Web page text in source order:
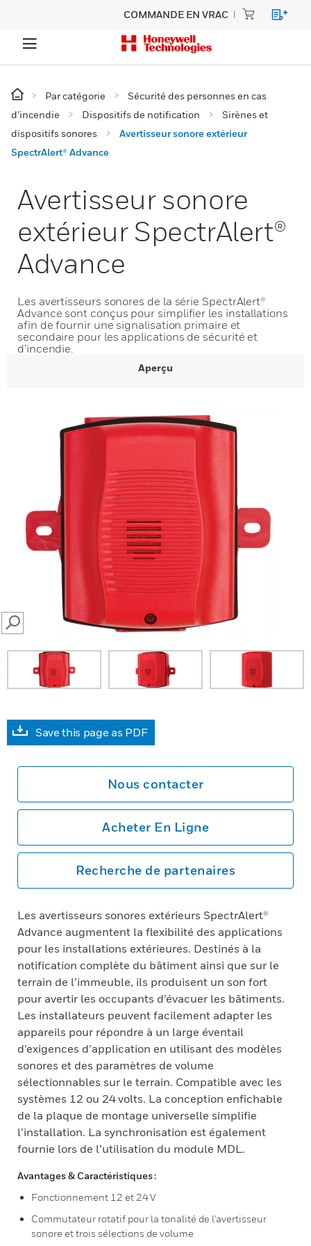
COMMANDE EN VRAC
Par catégorie
Sécurité des personnes en cas
d’incendie
Dispositifs de notification
Sirènes et
dispositifs sonores
Avertisseur sonore extérieur
SpectrAlert® Advance
Avertisseur sonore
extérieur SpectrAlert®
Advance
Les avertisseurs sonores de la série SpectrAlert®
Advance sont conçus pour simplifier les installations
afin de fournir une signalisation primaire et
secondaire pour les applications de sécurité et
d’incendie.
Aperçu
SEARCH
Save this page as PDF
Nous contacter
Acheter En Ligne
Recherche de partenaires
Les avertisseurs sonores extérieurs SpectrAlert®
Advance augmentent la flexibilité des applications
pour les installations extérieures. Destinés à la
notification complète du bâtiment ainsi que sur le
terrain de l’immeuble, ils produisent un son fort
pour avertir les occupants d’évacuer les bâtiments.
Les installateurs peuvent facilement adapter les
appareils pour répondre à un large éventail
d’exigences d’application en utilisant des modèles
sonores et des paramètres de volume
sélectionnables sur le terrain. Compatible avec les
systèmes 12 ou 24 volts. La conception enfichable
de la plaque de montage universelle simplifie
l’installation. La synchronisation est également
fournie lors de l’utilisation du module MDL.
Avantages & Caractéristiques :
Fonctionnement 12 et 24 V
Commutateur rotatif pour la tonalité de l'avertisseur
sonore et trois sélections de volume